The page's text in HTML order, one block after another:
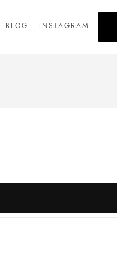
BLOG INSTAGRAM